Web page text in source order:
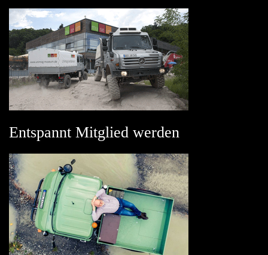
Entspannt Mitglied werden